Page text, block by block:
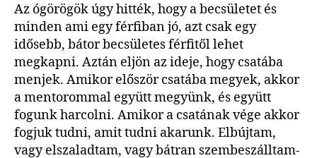
Az ógörögök úgy hitték, hogy a becsületet és
minden ami egy férfiban jó, azt csak egy
idősebb, bátor becsületes férfitől lehet
megkapni. Aztán eljön az ideje, hogy csatába
menjek. Amikor először csatába megyek, akkor
a mentorommal együtt megyünk, és együtt
fogunk harcolni. Amikor a csatának vége akkor
fogjuk tudni, amit tudni akarunk. Elbújtam,
vagy elszaladtam, vagy bátran szembeszálltam-